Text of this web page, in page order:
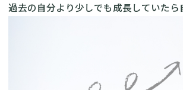
過去の自分より少しでも成長していたら